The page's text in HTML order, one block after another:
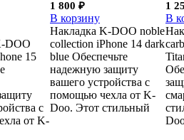
DOO
15
с
от K-
1 800 ₽
В корзину
Накладка K-DOO noble
collection iPhone 14 dark
blue Обеспечьте
надежную защиту
вашего устройства с
помощью чехла от K-
Doo. Этот стильный
1
В